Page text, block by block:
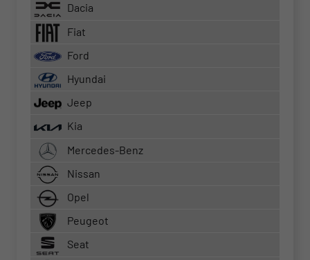
Dacia
Fiat
Ford
Hyundai
Jeep
Kia
Mercedes-Benz
Nissan
Opel
Peugeot
Seat